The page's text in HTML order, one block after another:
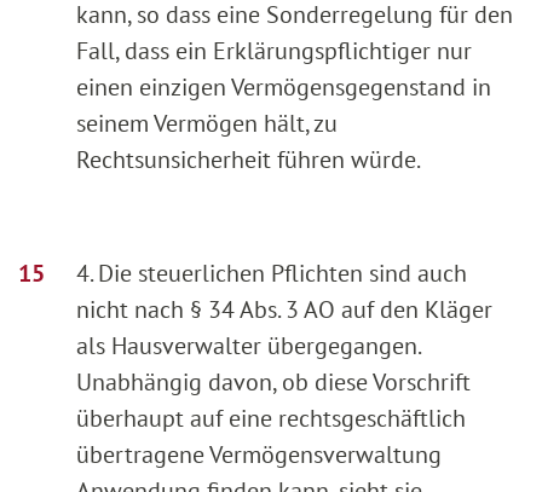
kann, so dass eine Sonderregelung für den
Fall, dass ein Erklärungspflichtiger nur
einen einzigen Vermögensgegenstand in
seinem Vermögen hält, zu
Rechtsunsicherheit führen würde.
4. Die steuerlichen Pflichten sind auch
nicht nach § 34 Abs. 3 AO auf den Kläger
als Hausverwalter übergegangen.
Unabhängig davon, ob diese Vorschrift
überhaupt auf eine rechtsgeschäftlich
übertragene Vermögensverwaltung